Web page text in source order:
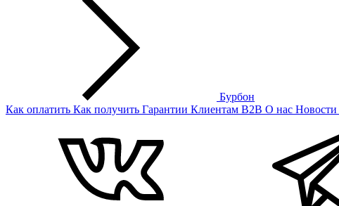
Бурбон
Как оплатить Как получить Гарантии Клиентам B2B О нас Новости